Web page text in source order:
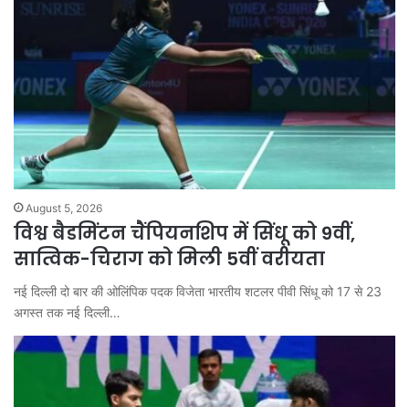
August 5, 2026
विश्व बैडमिंटन चैंपियनशिप में सिंधू को 9वीं,
सात्विक-चिराग को मिली 5वीं वरीयता
नई दिल्ली दो बार की ओलिंपिक पदक विजेता भारतीय शटलर पीवी सिंधू को 17 से 23
अगस्त तक नई दिल्ली…